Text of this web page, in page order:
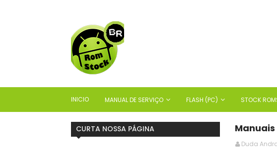
INICIO MANUAL DE SERVIÇO FLASH (PC) STOCK
Duda
CURTA NOSSA PÁGINA